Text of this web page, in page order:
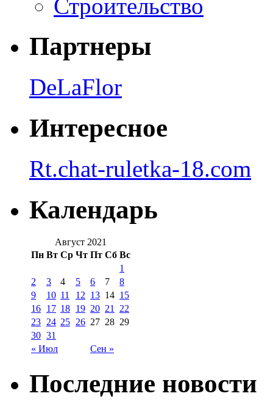
Строительство
Партнеры
DeLaFlor
Интересное
Rt.chat-ruletka-18.com
Календарь
Август 2021
Пн Вт Ср Чт Пт Сб Вс
« Июл Сен »
1
2
3 4 5 6 7
8
9
10 11 12 13 14 15
16 17 18 19 20 21
22
23 24 25 26 27 28 29
30 31
Последние новости